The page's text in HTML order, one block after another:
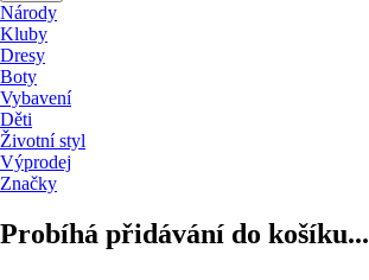
Národy
Kluby
Dresy
Boty
Vybavení
Děti
Životní styl
Výprodej
Značky
Probíhá přidávání do košíku...